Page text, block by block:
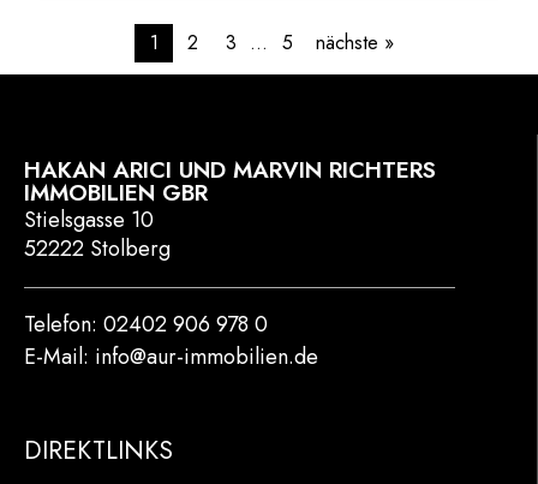
1 2 3 … 5 nächste »
HAKAN ARICI UND MARVIN RICHTERS
IMMOBILIEN GBR
Stielsgasse 10
52222 Stolberg
Telefon: 02402 906 978 0
E-Mail: info@aur-immobilien.de
DIREKTLINKS